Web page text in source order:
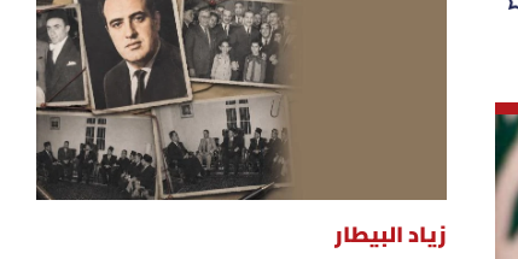
زياد البيطار